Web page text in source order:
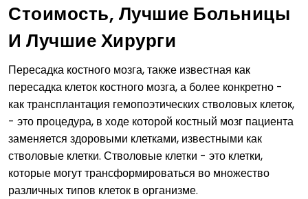
Стоимость, Лучшие Больницы
И Лучшие Хирурги
Пересадка костного мозга, также известная как
пересадка клеток костного мозга, а более конкретно -
как трансплантация гемопоэтических стволовых клеток,
- это процедура, в ходе которой костный мозг пациента
заменяется здоровыми клетками, известными как
стволовые клетки. Стволовые клетки - это клетки,
которые могут трансформироваться во множество
различных типов клеток в организме.